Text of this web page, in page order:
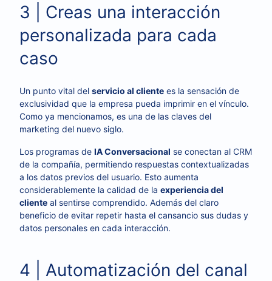
3 | Creas una interacción
personalizada para cada
caso
Un punto vital del servicio al cliente es la sensación de
exclusividad que la empresa pueda imprimir en el vínculo.
Como ya mencionamos, es una de las claves del
marketing del nuevo siglo.
Los programas de IA Conversacional se conectan al CRM
de la compañía, permitiendo respuestas contextualizadas
a los datos previos del usuario. Esto aumenta
considerablemente la calidad de la experiencia del
cliente al sentirse comprendido. Además del claro
beneficio de evitar repetir hasta el cansancio sus dudas y
datos personales en cada interacción.
4 | Automatización del canal